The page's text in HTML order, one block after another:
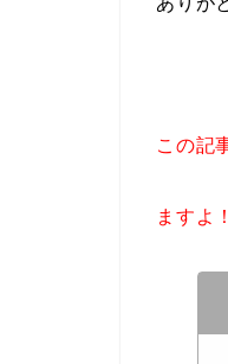
この記
ますよ